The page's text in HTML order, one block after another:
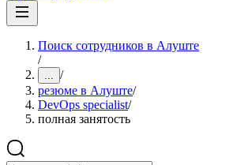
Поиск сотрудников в Алуште
/
... /
резюме в Алуште/
DevOps specialist/
полная занятость